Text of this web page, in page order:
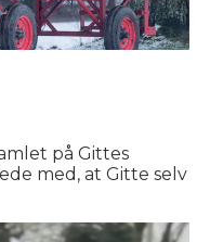
på Gittes
med, at Gitte selv